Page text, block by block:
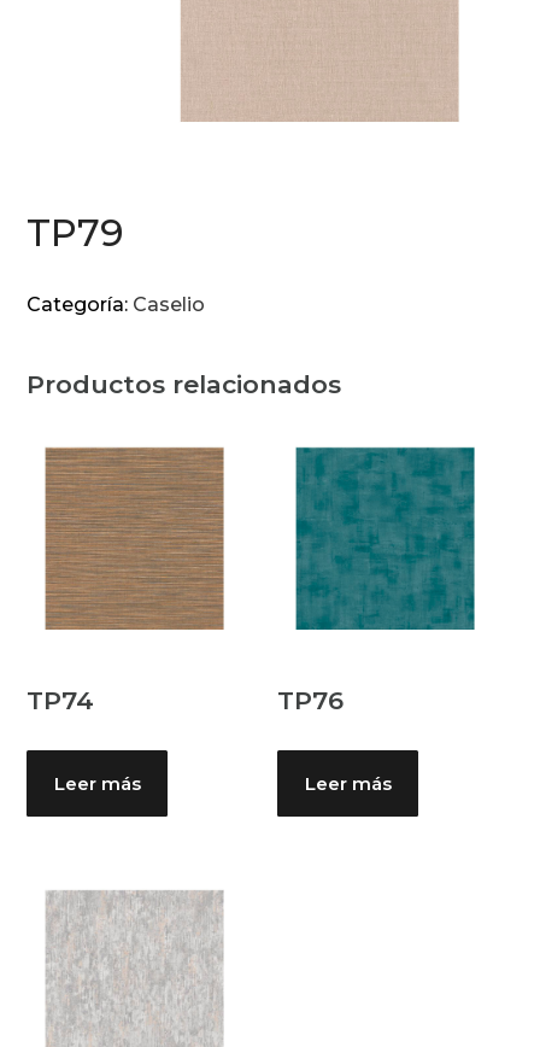
TP79
Categoría: Caselio
Productos relacionados
TP74
Leer más
TP76
Leer más